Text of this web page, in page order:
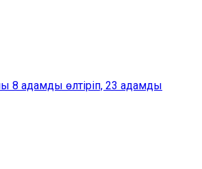
8 адамды өлтіріп, 23 адамды